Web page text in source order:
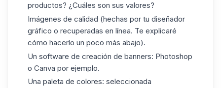
productos? ¿Cuáles son sus valores?
Imágenes de calidad (hechas por tu diseñador
gráfico o recuperadas en línea. Te explicaré
cómo hacerlo un poco más abajo).
Un software de creación de banners: Photoshop
o Canva por ejemplo.
Una paleta de colores: seleccionada